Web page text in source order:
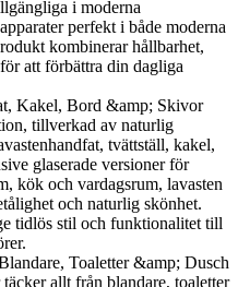
i moderna
perfekt i både moderna
kombinerar hållbarhet,
att förbättra din dagliga
Kakel, Bord &amp; Skivor
tillverkad av naturlig
tvättställ, kakel,
glaserade versioner för
kök och vardagsrum, lavasten
och naturlig skönhet.
tidlös stil och funktionalitet till
Toaletter &amp; Dusch
allt från blandare, toaletter